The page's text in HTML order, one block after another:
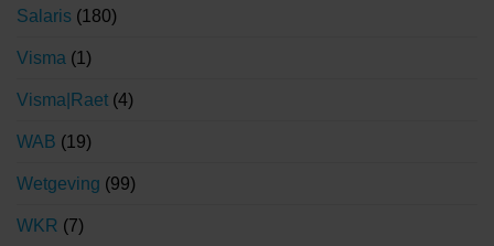
Salaris (180)
Visma (1)
Visma|Raet (4)
WAB (19)
Wetgeving (99)
WKR (7)